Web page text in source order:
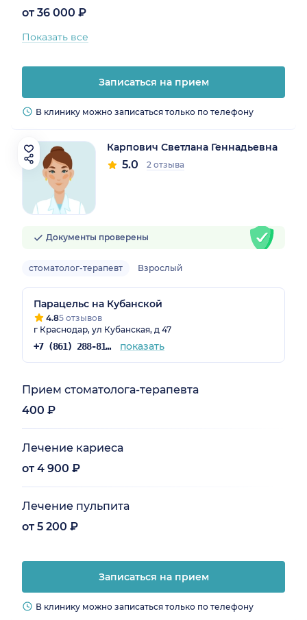
от 36 000 ₽
Показать все
Записаться на прием
В клинику можно записаться только по телефону
Карпович Светлана Геннадьевна
5.0 2 отзыва
Документы проверены
стоматолог-терапевт Взрослый
Парацельс на Кубанской
4.85 отзывов
г Краснодар, ул Кубанская, д 47
+7 (861) 288-81-92 показать
Прием стоматолога-терапевта
400 ₽
Лечение кариеса
от 4 900 ₽
Лечение пульпита
от 5 200 ₽
Записаться на прием
В клинику можно записаться только по телефону